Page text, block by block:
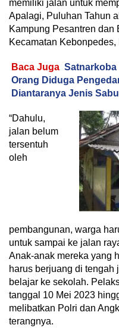
memiliki jalan untuk
Apalagi, Puluhan Tahun
Kampung Pesantren dan
Kecamatan
Baca Juga Satnarkoba
Orang Diduga
Diantaranya Jenis
“Dahulu,
jalan belum
tersentuh
oleh
pembangunan, warga
untuk sampai ke jalan
Anak-anak mereka yang
harus berjuang di tengah
belajar ke sekolah.
tanggal 10 Mei 2023
melibatkan Polri dan
terangnya.